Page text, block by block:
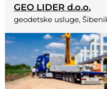
GEO LIDER d.o.o.
geodetske usluge,